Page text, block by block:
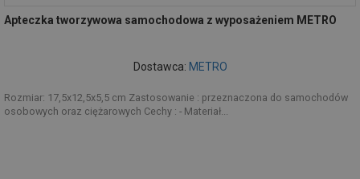
Apteczka tworzywowa samochodowa z wyposażeniem METRO
Dostawca: METRO
Rozmiar: 17,5x12,5x5,5 cm Zastosowanie : przeznaczona do samochodów
osobowych oraz ciężarowych Cechy : - Materiał...